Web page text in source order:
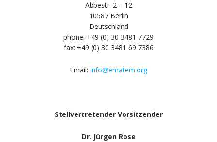
Abbestr. 2 – 12
10587 Berlin
Deutschland
phone: +49 (0) 30 3481 7729
fax: +49 (0) 30 3481 69 7386
Email: info@ematem.org
Stellvertretender Vorsitzender
Dr. Jürgen Rose